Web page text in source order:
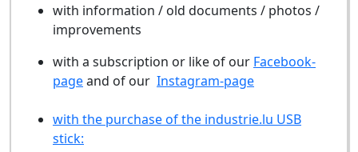
with information / old documents / photos /
improvements
with a subscription or like of our Facebook-
pageand of our Instagram-page
with the purchase of the industrie.lu USB
stick: